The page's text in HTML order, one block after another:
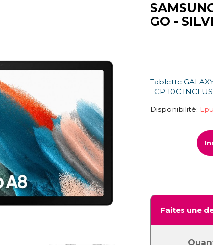
GO -
Tablette
TCP 10€
Disponibilité:
Faites une